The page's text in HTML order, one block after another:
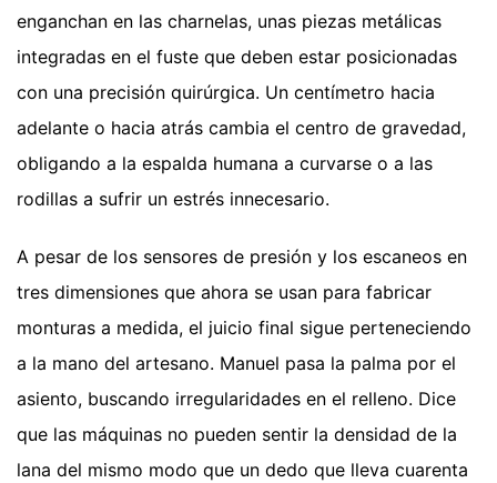
enganchan en las charnelas, unas piezas metálicas
integradas en el fuste que deben estar posicionadas
con una precisión quirúrgica. Un centímetro hacia
adelante o hacia atrás cambia el centro de gravedad,
obligando a la espalda humana a curvarse o a las
rodillas a sufrir un estrés innecesario.
A pesar de los sensores de presión y los escaneos en
tres dimensiones que ahora se usan para fabricar
monturas a medida, el juicio final sigue perteneciendo
a la mano del artesano. Manuel pasa la palma por el
asiento, buscando irregularidades en el relleno. Dice
que las máquinas no pueden sentir la densidad de la
lana del mismo modo que un dedo que lleva cuarenta